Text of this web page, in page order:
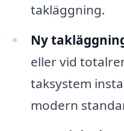
takläggning.
Ny
eller vid
taksystem
modern